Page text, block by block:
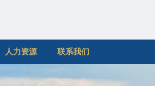
人力资源 联系我们